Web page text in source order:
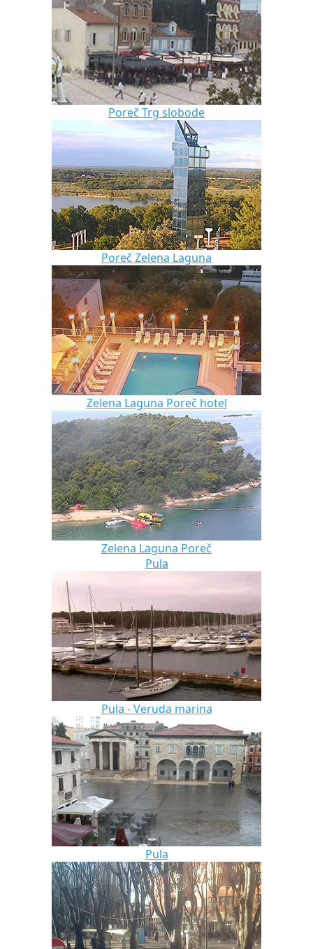
Poreč Trg slobode
Poreč Zelena Laguna
Zelena Laguna Poreč hotel
Zelena Laguna Poreč
Pula
Pula - Veruda marina
Pula